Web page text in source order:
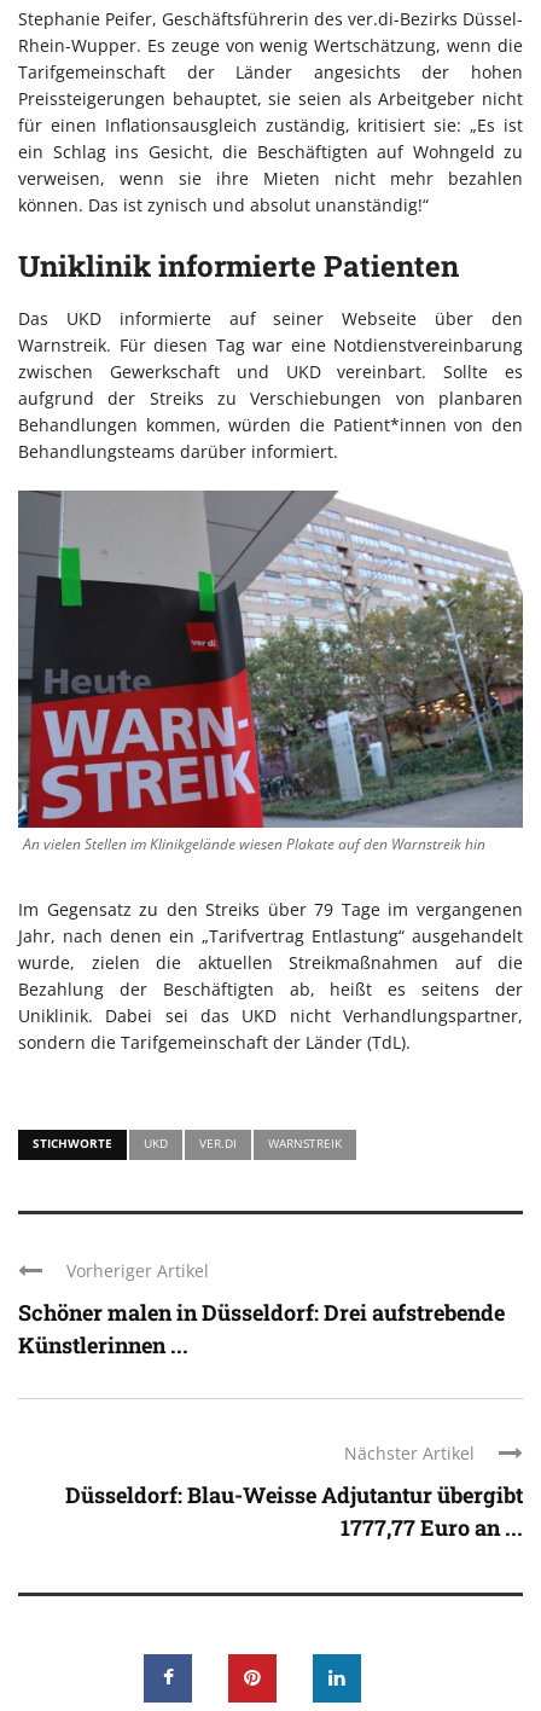
Stephanie Peifer, Geschäftsführerin des ver.di-Bezirks Düssel-
Rhein-Wupper. Es zeuge von wenig Wertschätzung, wenn die
Tarifgemeinschaft der Länder angesichts der hohen
Preissteigerungen behauptet, sie seien als Arbeitgeber nicht
für einen Inflationsausgleich zuständig, kritisiert sie: „Es ist
ein Schlag ins Gesicht, die Beschäftigten auf Wohngeld zu
verweisen, wenn sie ihre Mieten nicht mehr bezahlen
können. Das ist zynisch und absolut unanständig!“
Uniklinik informierte Patienten
Das UKD informierte auf seiner Webseite über den
Warnstreik. Für diesen Tag war eine Notdienstvereinbarung
zwischen Gewerkschaft und UKD vereinbart. Sollte es
aufgrund der Streiks zu Verschiebungen von planbaren
Behandlungen kommen, würden die Patient*innen von den
Behandlungsteams darüber informiert.
An vielen Stellen im Klinikgelände wiesen Plakate auf den Warnstreik hin
Im Gegensatz zu den Streiks über 79 Tage im vergangenen
Jahr, nach denen ein „Tarifvertrag Entlastung“ ausgehandelt
wurde, zielen die aktuellen Streikmaßnahmen auf die
Bezahlung der Beschäftigten ab, heißt es seitens der
Uniklinik. Dabei sei das UKD nicht Verhandlungspartner,
sondern die Tarifgemeinschaft der Länder (TdL).
STICHWORTE UKD VER.DI WARNSTREIK
Vorheriger Artikel
Schöner malen in Düsseldorf: Drei aufstrebende
Künstlerinnen ...
Nächster Artikel
Düsseldorf: Blau-Weisse Adjutantur übergibt
1777,77 Euro an ...